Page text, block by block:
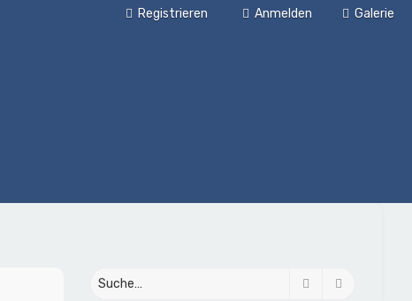
Galerie
Anmelden
Registrieren
Suche